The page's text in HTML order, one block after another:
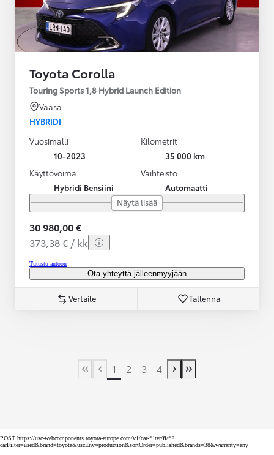
Toyota Corolla
Touring Sports 1,8 Hybrid Launch Edition
Vaasa
HYBRIDI
Vuosimalli
10-2023
Kilometrit
35 000 km
Käyttövoima
Hybridi Bensiini
Vaihteisto
Automaatti
Näytä lisää
30 980,00 €
373,38 € / kk
Tutustu autoon
Ota yhteyttä jälleenmyyjään
Vertaile Tallenna
First Page
Previous page
1 2 3 4
Next page
Last Page
POST https://usc-webcomponents.toyota-europe.com/v1/car-filter/fi/fi?
carFilter=used&brand=toyota&uscEnv=production&sortOrder=published&brands=38&warranty=any